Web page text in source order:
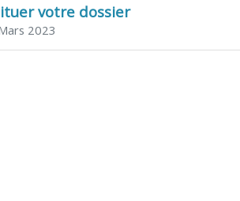
votre dossier
2023